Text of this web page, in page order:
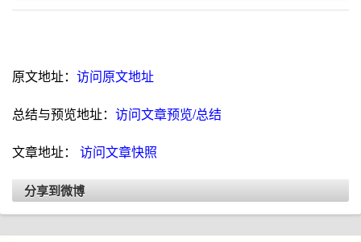
原文地址： 访问原文地址
总结与预览地址： 访问文章预览/总结
文章地址： 访问文章快照
分享到微博